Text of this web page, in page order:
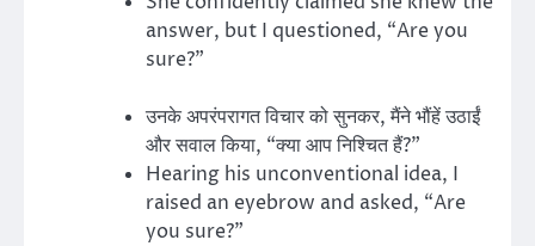
answer, but I questioned, “Are you
sure?”
उनके अपरंपरागत विचार को सुनकर, मैंने भौंहें उठाईं
और सवाल किया, “क्या आप निश्चित हैं?”
Hearing his unconventional idea, I
raised an eyebrow and asked, “Are
you sure?”